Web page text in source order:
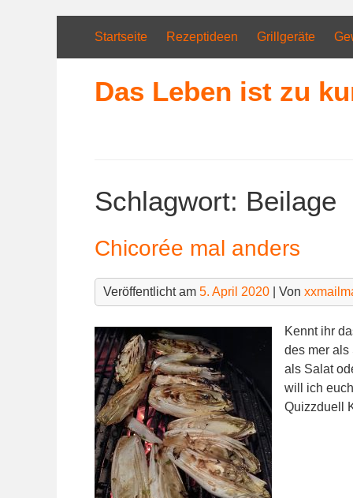
Startseite Rezeptideen Grillgeräte
Das Leben ist zu
Schlagwort: Beilage
Chicorée mal anders
Veröffentlicht am 5. April 2020 | Von
Kennt ihr
des mer als
als Salat
will ich
Quizzduell